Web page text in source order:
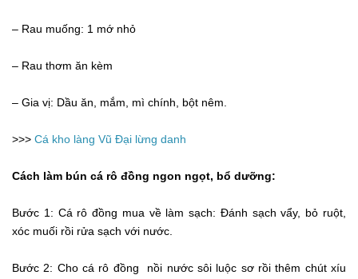
– Rau muống: 1 mớ nhỏ
– Rau thơm ăn kèm
– Gia vị: Dầu ăn, mắm, mì chính, bột nêm.
>>> Cá kho làng Vũ Đại lừng danh
Cách làm bún cá rô đồng ngon ngọt, bổ dưỡng:
Bước 1: Cá rô đồng mua về làm sạch: Đánh sạch vẩy, bỏ ruột,
xóc muối rồi rửa sạch với nước.
Bước 2: Cho cá rô đồng nồi nước sôi luộc sơ rồi thêm chút xíu